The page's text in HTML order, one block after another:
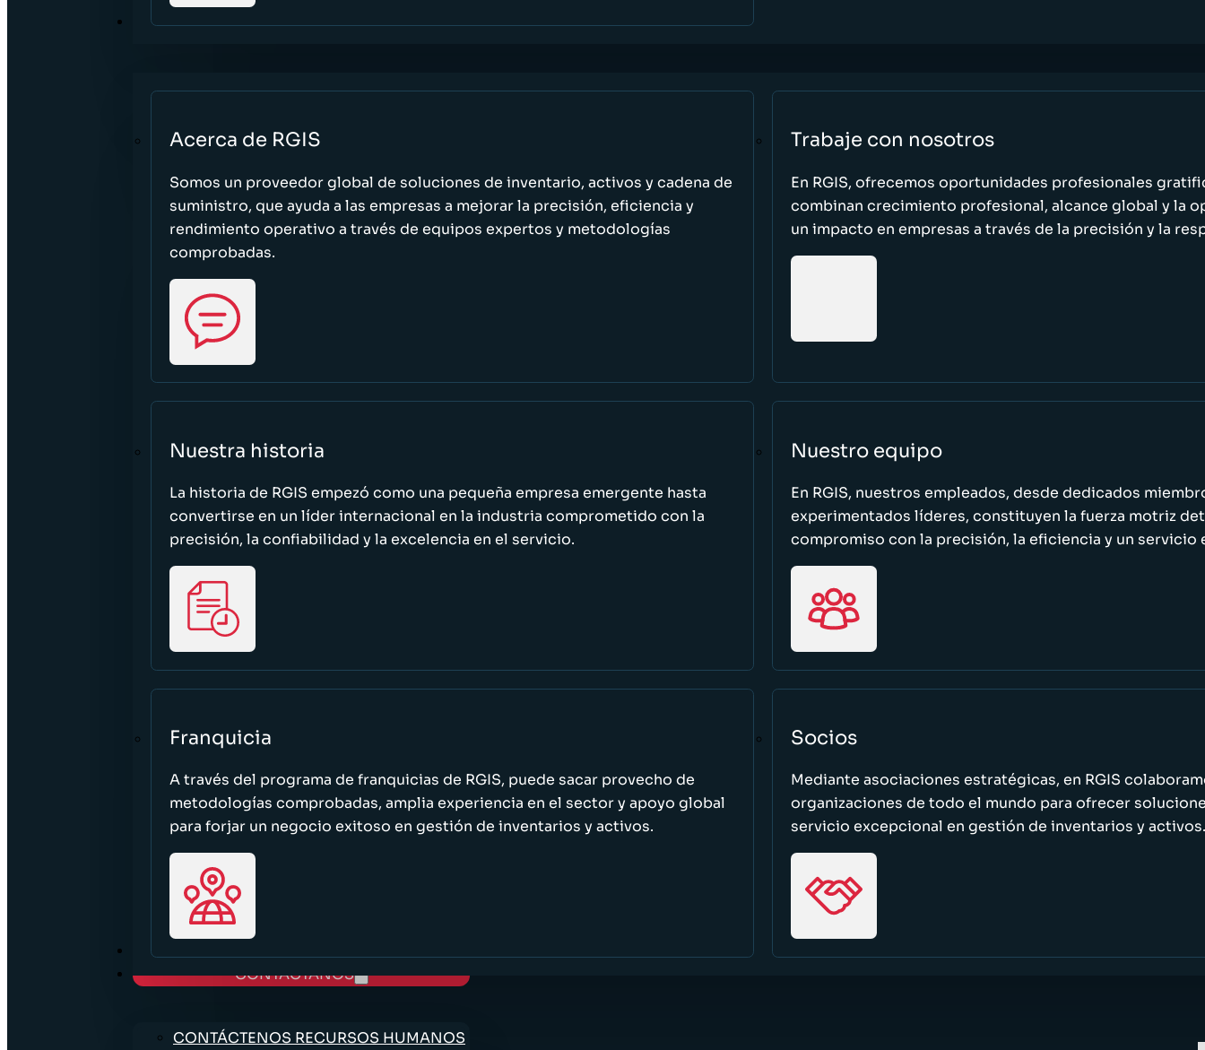
ACERCA DE
Acerca de RGIS
Somos un proveedor global de soluciones de inventario, activos y cadena de
suministro, que ayuda a las empresas a mejorar la precisión, eficiencia y
rendimiento operativo a través de equipos expertos y metodologías
comprobadas.
Trabaje con nosotros
En RGIS, ofrecemos oportunidades profesionales
combinan crecimiento profesional, alcance global y la
un impacto en empresas a través de la precisión y la
Nuestra historia
La historia de RGIS empezó como una pequeña empresa emergente hasta
convertirse en un líder internacional en la industria comprometido con la
precisión, la confiabilidad y la excelencia en el servicio.
Nuestro equipo
En RGIS, nuestros empleados, desde dedicados
experimentados líderes, constituyen la fuerza motriz
compromiso con la precisión, la eficiencia y un servicio
Franquicia
A través del programa de franquicias de RGIS, puede sacar provecho de
metodologías comprobadas, amplia experiencia en el sector y apoyo global
para forjar un negocio exitoso en gestión de inventarios y activos.
Socios
Mediante asociaciones estratégicas, en RGIS
organizaciones de todo el mundo para ofrecer
servicio excepcional en gestión de inventarios y activos.
TRABAJE CON NOSOTROS
CONTÁCTANOS
CONTÁCTENOS RECURSOS HUMANOS